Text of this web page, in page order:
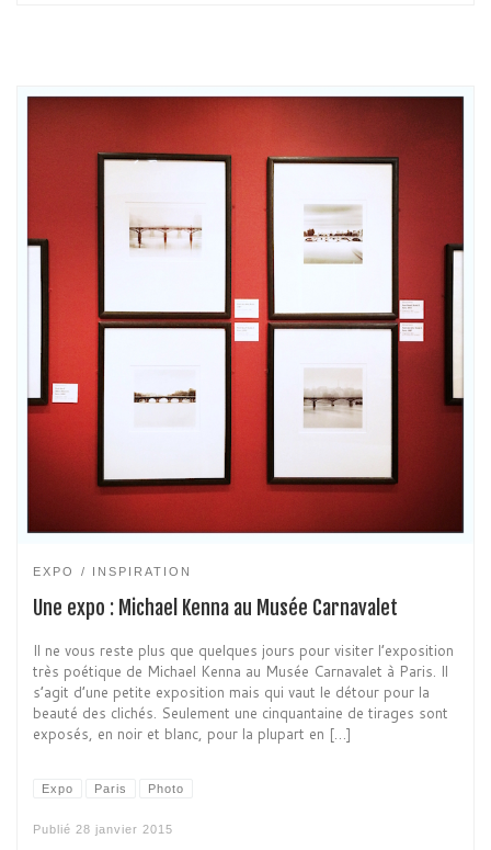
EXPO INSPIRATION
Une expo : Michael Kenna au Musée Carnavalet
Il ne vous reste plus que quelques jours pour visiter l’exposition
très poétique de Michael Kenna au Musée Carnavalet à Paris. Il
s’agit d’une petite exposition mais qui vaut le détour pour la
beauté des clichés. Seulement une cinquantaine de tirages sont
exposés, en noir et blanc, pour la plupart en […]
Expo Paris Photo
Publié 28 janvier 2015